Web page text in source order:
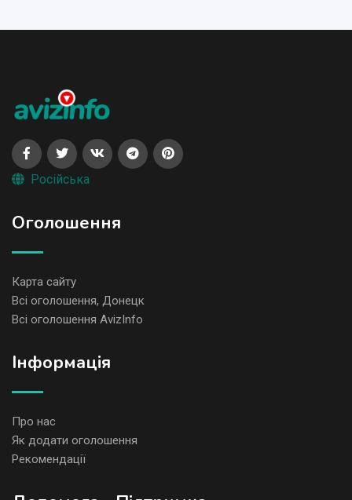
Російська
Оголошення
Карта сайту
Всі оголошення, Донецк
Всі оголошення AvizInfo
Iнформація
Про нас
Як додати оголошення
Рекомендації